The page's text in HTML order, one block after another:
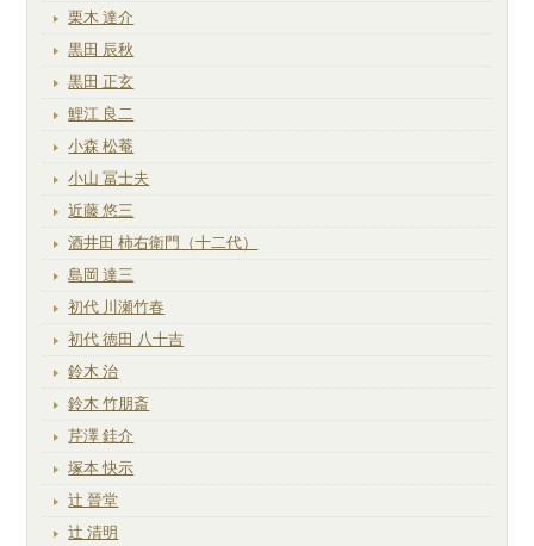
栗木 達介
黒田 辰秋
黒田 正玄
鯉江 良二
小森 松菴
小山 冨士夫
近藤 悠三
酒井田 柿右衛門（十二代）
島岡 達三
初代 川瀬竹春
初代 徳田 八十吉
鈴木 治
鈴木 竹朋斎
芹澤 銈介
塚本 快示
辻 晉堂
辻 清明